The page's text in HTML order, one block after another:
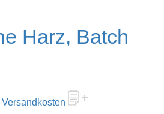
Harz, Batch
Versandkosten